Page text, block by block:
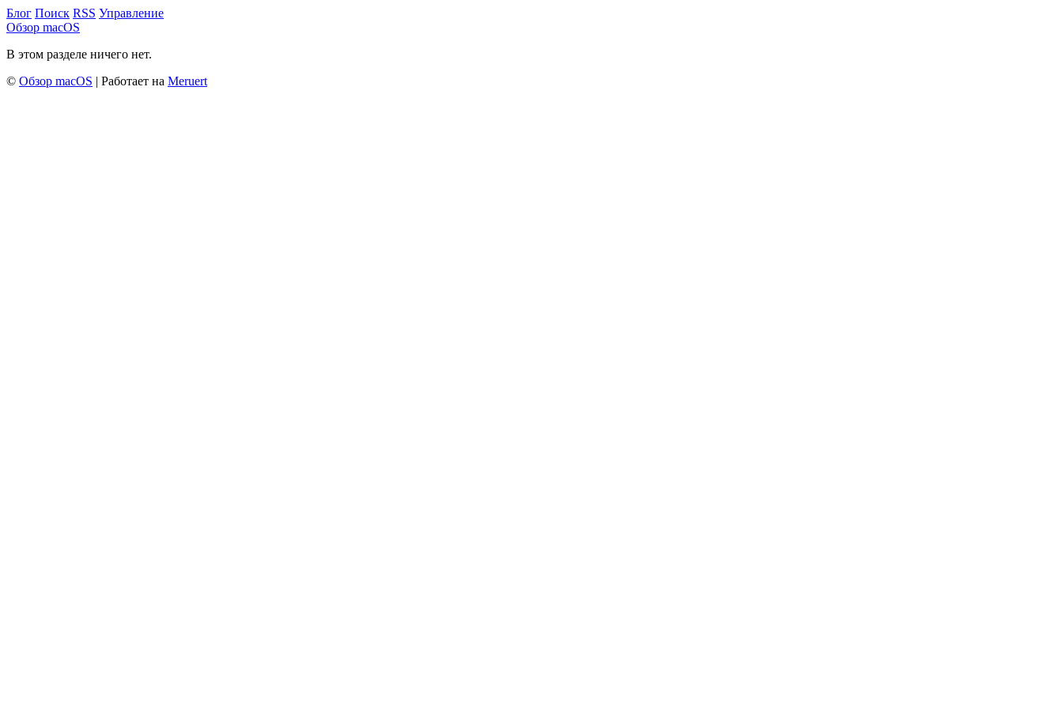
Блог Поиск RSS Управление
Обзор macOS
В этом разделе ничего нет.
© Обзор macOS | Работает на Meruert